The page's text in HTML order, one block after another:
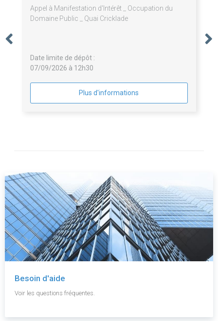
Appel à Manifestation d'Intérêt _ Occupation du
Domaine Public _ Quai Cricklade
Date limite de dépôt :
07/09/2026 à 12h30
Plus d'informations
Besoin d'aide
Voir les questions fréquentes.